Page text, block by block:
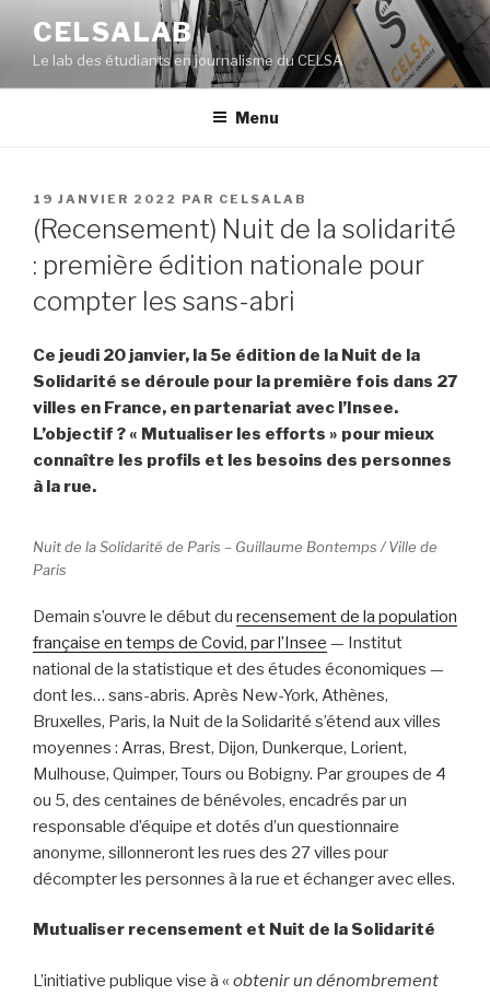
contenu
principal
CELSALAB
Le lab des étudiants en journalisme du CELSA
Menu
PUBLIÉ
LE
19 JANVIER 2022 PAR CELSALAB
(Recensement) Nuit de la solidarité
: première édition nationale pour
compter les sans-abri
Ce jeudi 20 janvier, la 5e édition de la Nuit de la
Solidarité se déroule pour la première fois dans 27
villes en France, en partenariat avec l’Insee.
L’objectif ? « Mutualiser les efforts » pour mieux
connaître les profils et les besoins des personnes
à la rue.
Nuit de la Solidarité de Paris – Guillaume Bontemps / Ville de
Paris
Demain s’ouvre le début du recensement de la population
française en temps de Covid, par l’Insee — Institut
national de la statistique et des études économiques —
dont les… sans-abris. Après New-York, Athènes,
Bruxelles, Paris, la Nuit de la Solidarité s’étend aux villes
moyennes : Arras, Brest, Dijon, Dunkerque, Lorient,
Mulhouse, Quimper, Tours ou Bobigny. Par groupes de 4
ou 5, des centaines de bénévoles, encadrés par un
responsable d’équipe et dotés d’un questionnaire
anonyme, sillonneront les rues des 27 villes pour
décompter les personnes à la rue et échanger avec elles.
Mutualiser recensement et Nuit de la Solidarité
L’initiative publique vise à « obtenir un dénombrement